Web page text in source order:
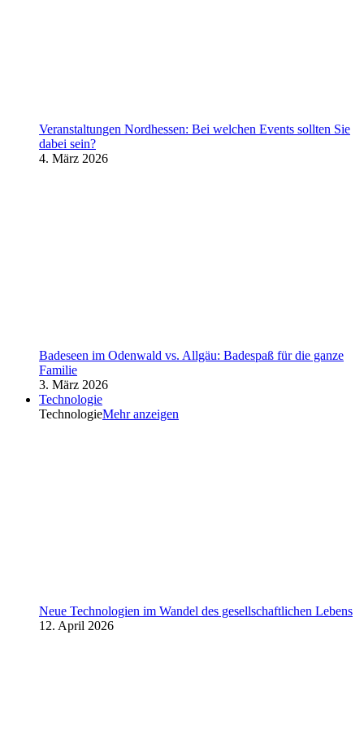
Veranstaltungen Nordhessen: Bei welchen Events sollten Sie
dabei sein?
4. März 2026
Badeseen im Odenwald vs. Allgäu: Badespaß für die ganze
Familie
3. März 2026
Technologie
TechnologieMehr anzeigen
Neue Technologien im Wandel des gesellschaftlichen Lebens
12. April 2026